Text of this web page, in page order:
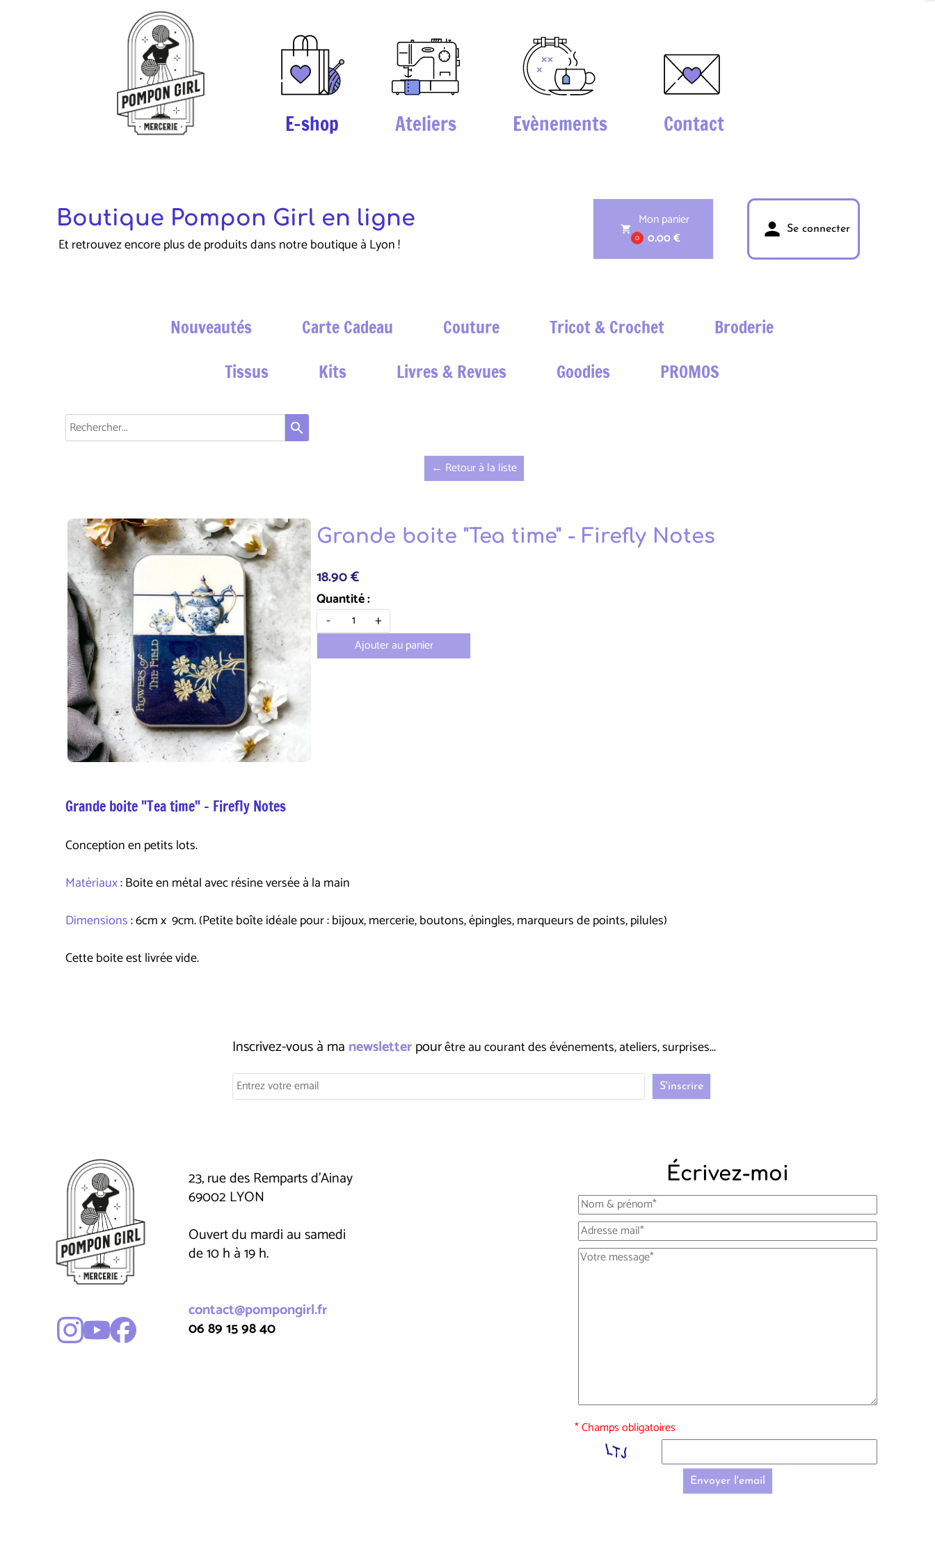
Écrivez-moi
* Champs obligatoires
Envoyer l'email
23, rue des Remparts d'Ainay
69002 LYON
Ouvert du mardi au samedi
de 10 h à 19 h.
contact@pompongirl.fr
06 89 15 98 40
Inscrivez-vous à ma newsletterpourêtre au courant des événements, ateliers, surprises...
E-shop Ateliers Evènements Contact
Nouveautés Carte Cadeau Couture Tricot & Crochet
Broderie
Tissus
Kits Livres & Revues Goodies PROMOS
shopping_cart
0
Mon panier
0.00 €
person Se connecter
Boutique Pompon Girl en ligne
Et retrouvez encore plus de produits dans notre boutique à Lyon !
search
← Retour à la liste
Grande boite "Tea time" - Firefly Notes
18.90 €
Quantité :
-
+
Ajouter au panier
Grande boite "Tea time" - Firefly Notes
Conception en petits lots.
Matériaux: Boite en métal avec résine versée à la main
Dimensions: 6cm x 9cm. (Petite boîte idéale pour : bijoux, mercerie, boutons, épingles, marqueurs de points, pilules)
Cette boite est livrée vide.